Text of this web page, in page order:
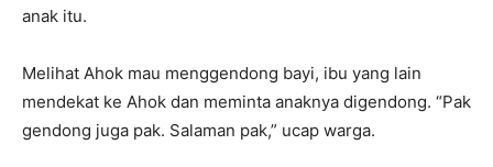
anak itu.
Melihat Ahok mau menggendong bayi, ibu yang lain
mendekat ke Ahok dan meminta anaknya digendong. “Pak
gendong juga pak. Salaman pak,” ucap warga.